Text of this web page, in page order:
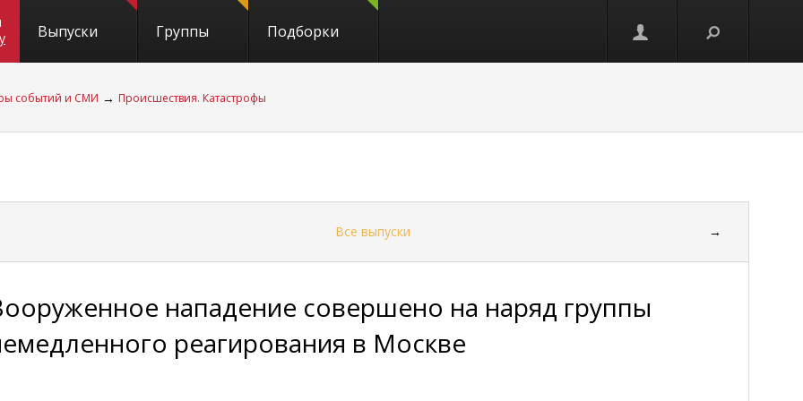
Выпуски Группы Подборки
событий и СМИ → Происшествия. Катастрофы
Все выпуски →
нападение совершено на наряд группы
реагирования в Москве